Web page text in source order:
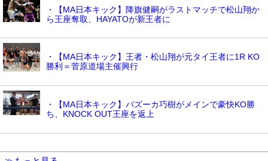
・【MA日本キック】降旗健嗣がラストマッチで松山翔か
ら王座奪取、HAYATOが新王者に
・【MA日本キック】王者・松山翔が元タイ王者に1R KO
勝利＝菅原道場主催興行
・【MA日本キック】バズーカ巧樹がメインで豪快KO勝
ち、KNOCK OUT王座を返上